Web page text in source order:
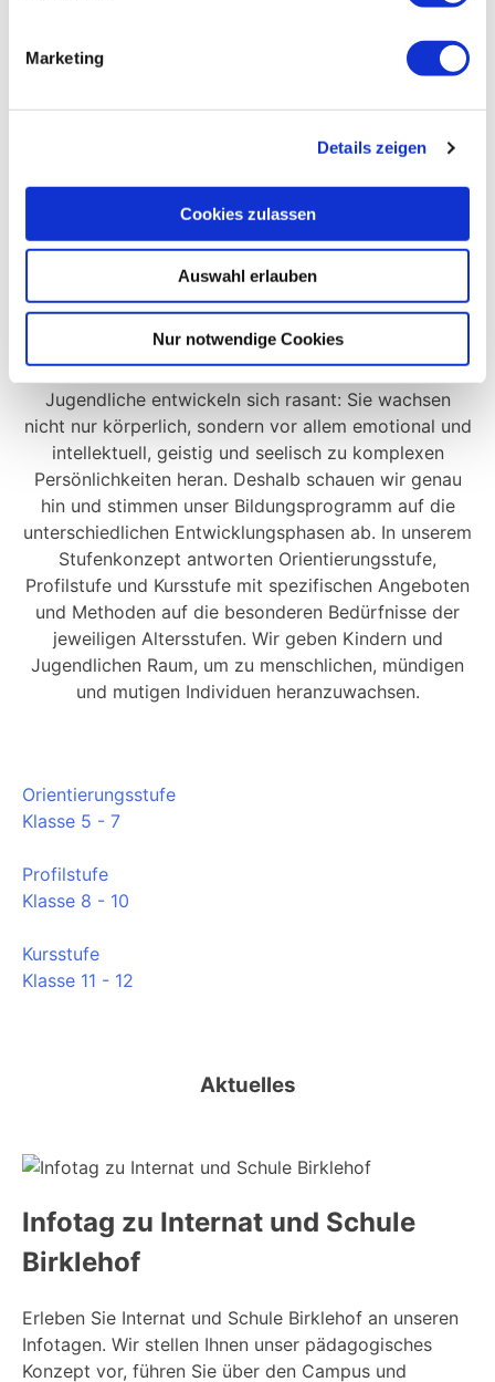
Marketing
Details zeigen
Cookies zulassen
Auswahl erlauben
Nur notwendige Cookies
Aufbaugymasium G9
Mehr lesen
Schulstufen
Jugendliche entwickeln sich rasant: Sie wachsen
nicht nur körperlich, sondern vor allem emotional und
intellektuell, geistig und seelisch zu komplexen
Persönlichkeiten heran. Deshalb schauen wir genau
hin und stimmen unser Bildungsprogramm auf die
unterschiedlichen Entwicklungsphasen ab. In unserem
Stufenkonzept antworten Orientierungsstufe,
Profilstufe und Kursstufe mit spezifischen Angeboten
und Methoden auf die besonderen Bedürfnisse der
jeweiligen Altersstufen. Wir geben Kindern und
Jugendlichen Raum, um zu menschlichen, mündigen
und mutigen Individuen heranzuwachsen.
Orientierungsstufe
Klasse 5 - 7
Profilstufe
Klasse 8 - 10
Kursstufe
Klasse 11 - 12
Aktuelles
Infotag zu Internat und Schule
Birklehof
Erleben Sie Internat und Schule Birklehof an unseren
Infotagen. Wir stellen Ihnen unser pädagogisches
Konzept vor, führen Sie über den Campus und